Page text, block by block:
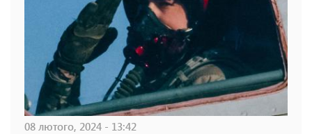
08 лютого, 2024 - 13:42